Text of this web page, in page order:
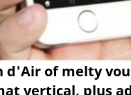
d'Air of melty
vertical, plus